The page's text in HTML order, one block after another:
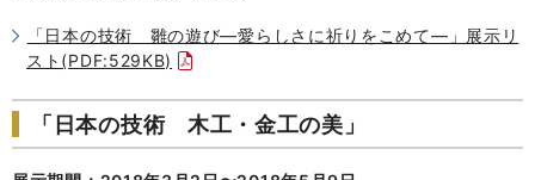
「日本の技術 雛の遊び―愛らしさに祈りをこめて―」展示リ
スト(PDF:529KB)
「日本の技術 木工・金工の美」